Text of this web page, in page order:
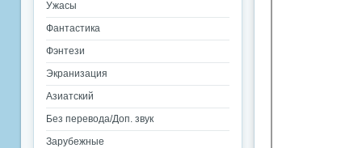
Ужасы
Фантастика
Фэнтези
Экранизация
Азиатский
Без перевода/Доп. звук
Зарубежные